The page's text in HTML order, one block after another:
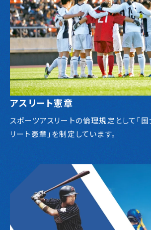
アスリート憲章
スポーツアスリートの倫理規定として「
リート憲章」を制定しています。